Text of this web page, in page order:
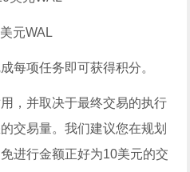
元WAL
每项任务即可获得积分。
，并取决于最终交易的执行
交易量。我们建议您在规划
进行金额正好为10美元的交